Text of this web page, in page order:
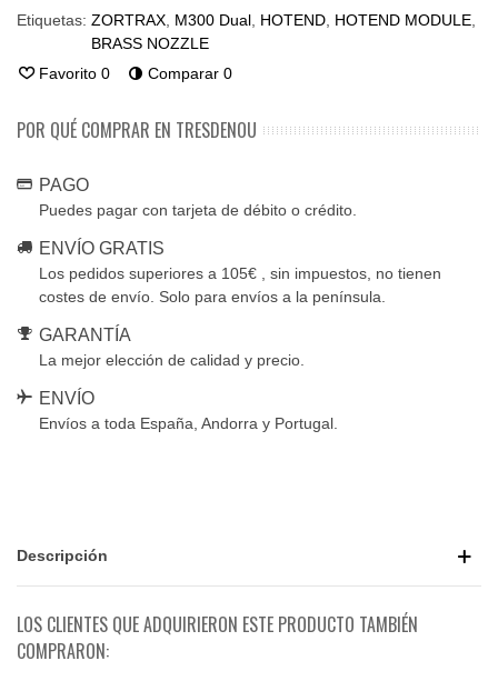
Etiquetas: ZORTRAX M300 Dual HOTEND HOTEND MODULE
BRASS NOZZLE
Favorito 0 Comparar 0
POR QUÉ COMPRAR EN TRESDENOU
PAGO
Puedes pagar con tarjeta de débito o crédito.
ENVÍO GRATIS
Los pedidos superiores a 105€ , sin impuestos, no tienen
costes de envío. Solo para envíos a la península.
GARANTÍA
La mejor elección de calidad y precio.
ENVÍO
Envíos a toda España, Andorra y Portugal.
Descripción
LOS CLIENTES QUE ADQUIRIERON ESTE PRODUCTO TAMBIÉN
COMPRARON: